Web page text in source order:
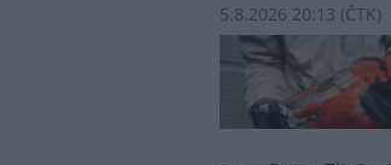
5.8.2026 20:13 (ČTK)